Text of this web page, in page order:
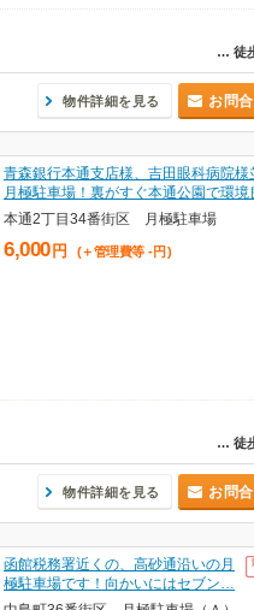
… 徒
物件詳細を見る お問
青森銀行本通支店様、吉田眼科病院様
月極駐車場！裏がすぐ本通公園で環
本通2丁目34番街区 月極駐車場
6,000 円 (＋管理費等 - 円 )
… 徒
物件詳細を見る お問
函館税務署近くの、高砂通沿いの月
極駐車場です！向かいにはセブン…